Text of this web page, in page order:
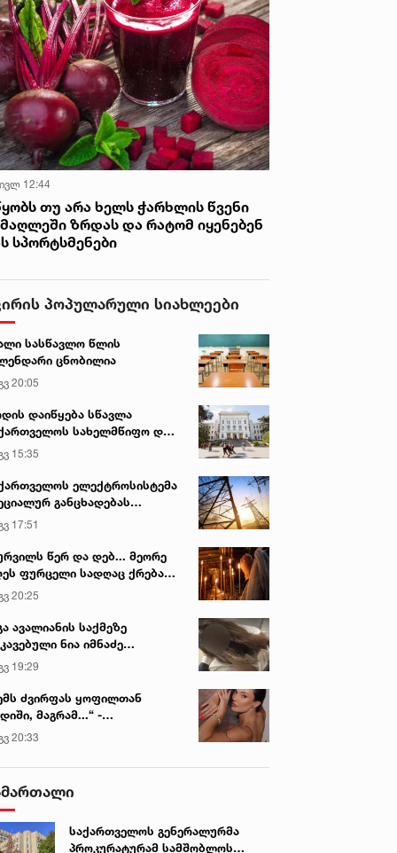
12:44
თუ არა ხელს ჭარხლის წვენი
ზრდას და რატომ იყენებენ
სპორტსმენები
პოპულარული სიახლეები
სასწავლო წლის
ცნობილია
20:05
დაიწყება სწავლა
სახელმწიფო და
უნივერსიტეტებში
15:35
ელექტროსისტემა
განცხადებას
17:51
წერ და დებ... მეორე
ფურცელი სადღაც ქრება
სურვილი სრულდება...“ -
ტაძარი შიდა
20:25
ავალიანის საქმეზე
ნია იმნაძე
გადაჰყავთ
19:29
ძვირფას ყოფილთან
მაგრამ...“ -
პაიჭაძის
აღიარება
20:33
საქართველოს გენერალურმა
პროკურატურამ სამშობლოს